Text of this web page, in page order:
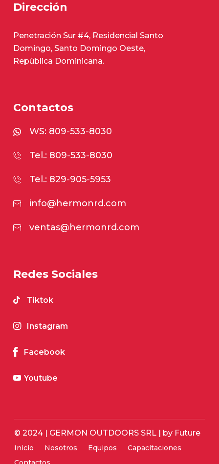
Dirección
Penetración Sur #4, Residencial Santo
Domingo, Santo Domingo Oeste,
República Dominicana.
Contactos
WS: 809-533-8030
Tel.: 809-533-8030
Tel.: 829-905-5953
info@hermonrd.com
ventas@hermonrd.com
Redes Sociales
Tiktok
Instagram
Facebook
Youtube
© 2024 | GERMON OUTDOORS SRL | by Future
Inicio Nosotros Equipos
Capacitaciones